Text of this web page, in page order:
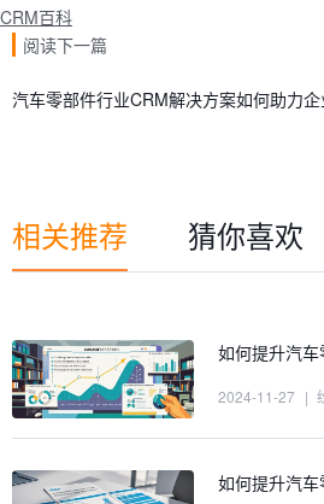
CRM百科
阅读下一篇
汽车零部件行业CRM解决方案如何助力企
相关推荐 猜你喜欢
如何提升汽车
2024-11-27 |
如何提升汽车